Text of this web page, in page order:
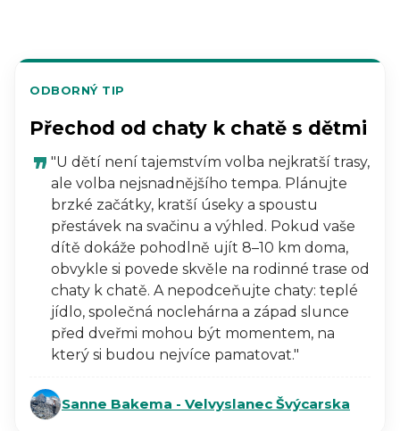
ODBORNÝ TIP
Přechod od chaty k chatě s dětmi
"U dětí není tajemstvím volba nejkratší trasy,
ale volba nejsnadnějšího tempa. Plánujte
brzké začátky, kratší úseky a spoustu
přestávek na svačinu a výhled. Pokud vaše
dítě dokáže pohodlně ujít 8–10 km doma,
obvykle si povede skvěle na rodinné trase od
chaty k chatě. A nepodceňujte chaty: teplé
jídlo, společná noclehárna a západ slunce
před dveřmi mohou být momentem, na
který si budou nejvíce pamatovat."
Sanne Bakema - Velvyslanec Švýcarska